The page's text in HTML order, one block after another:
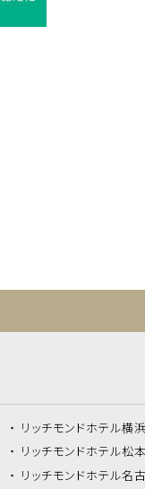
リッチモンドホテル横
リッチモンドホテル松本
リッチモンドホテル名